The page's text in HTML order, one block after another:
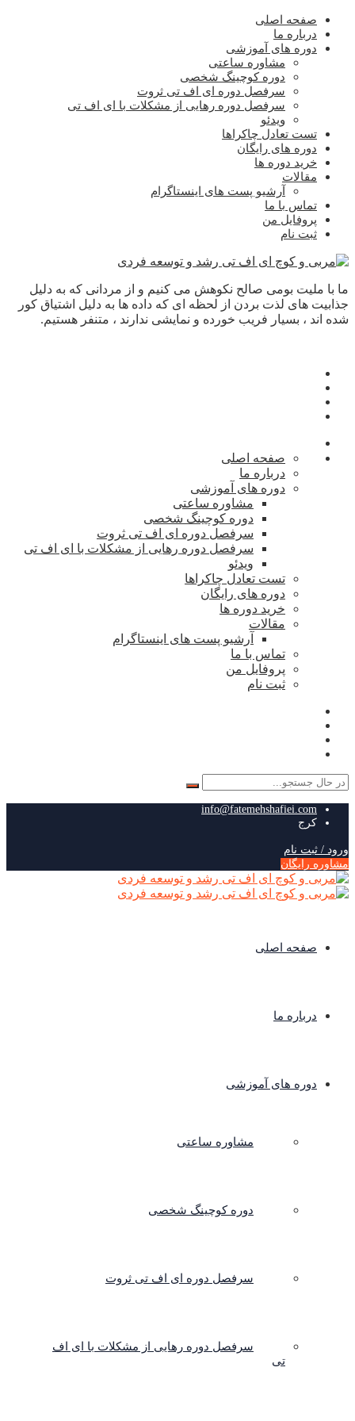
صفحه اصلی
درباره ما
دوره های آموزشی
مشاوره ساعتی
دوره کوچینگ شخصی
سرفصل دوره ای اف تی ثروت
سرفصل دوره رهایی از مشکلات با ای اف تی
ویدئو
تست تعادل چاکراها
دوره های رایگان
خرید دوره ها
مقالات
آرشیو پست های اینستاگرام
تماس با ما
پروفایل من
ثبت نام
ما با ملیت بومی صالح نکوهش می کنیم و از مردانی که به دلیل
جذابیت های لذت بردن از لحظه ای که داده ها به دلیل اشتیاق کور
شده اند ، بسیار فریب خورده و نمایشی ندارند ، متنفر هستیم.
صفحه اصلی
درباره ما
دوره های آموزشی
مشاوره ساعتی
دوره کوچینگ شخصی
سرفصل دوره ای اف تی ثروت
سرفصل دوره رهایی از مشکلات با ای اف تی
ویدئو
تست تعادل چاکراها
دوره های رایگان
خرید دوره ها
مقالات
آرشیو پست های اینستاگرام
تماس با ما
پروفایل من
ثبت نام
جستجو
info@fatemehshafiei.com
کرج
ورود / ثبت نام
مشاوره رایگان
صفحه اصلی
درباره ما
دوره های آموزشی
مشاوره ساعتی
دوره کوچینگ شخصی
سرفصل دوره ای اف تی ثروت
سرفصل دوره رهایی از مشکلات با ای اف
تی